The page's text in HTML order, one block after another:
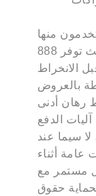
منها
حيث توفر 888starz عناصر جذب كثيرة، فيجب على
الانخراط
بالعروض
رهان أدنى
الدفع
لا سيما عند
أثناء
مستمر مع
حقوق